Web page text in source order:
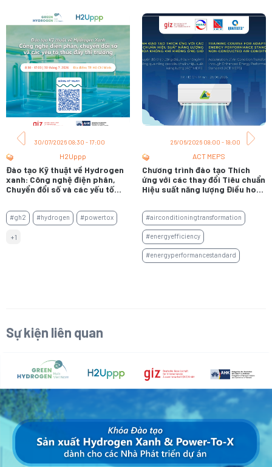
30/07/2026 08:30 - 17:00
H2Uppp
Đào tạo Kỹ thuật về Hydrogen
xanh: Công nghệ điện phân,
Chuyển đổi số và các yếu tố
#gh2 #hydrogen #powertox
+1
26/06/2026 08:00 - 18:00
ACT MEPS
Chương trình đào tạo Thích
ứng với các thay đổi Tiêu chuẩn
Hiệu suất năng lượng Điều hoà
#airconditioningtransformation
#energyefficiency
#energyperformancestandard
Sự kiện liên quan